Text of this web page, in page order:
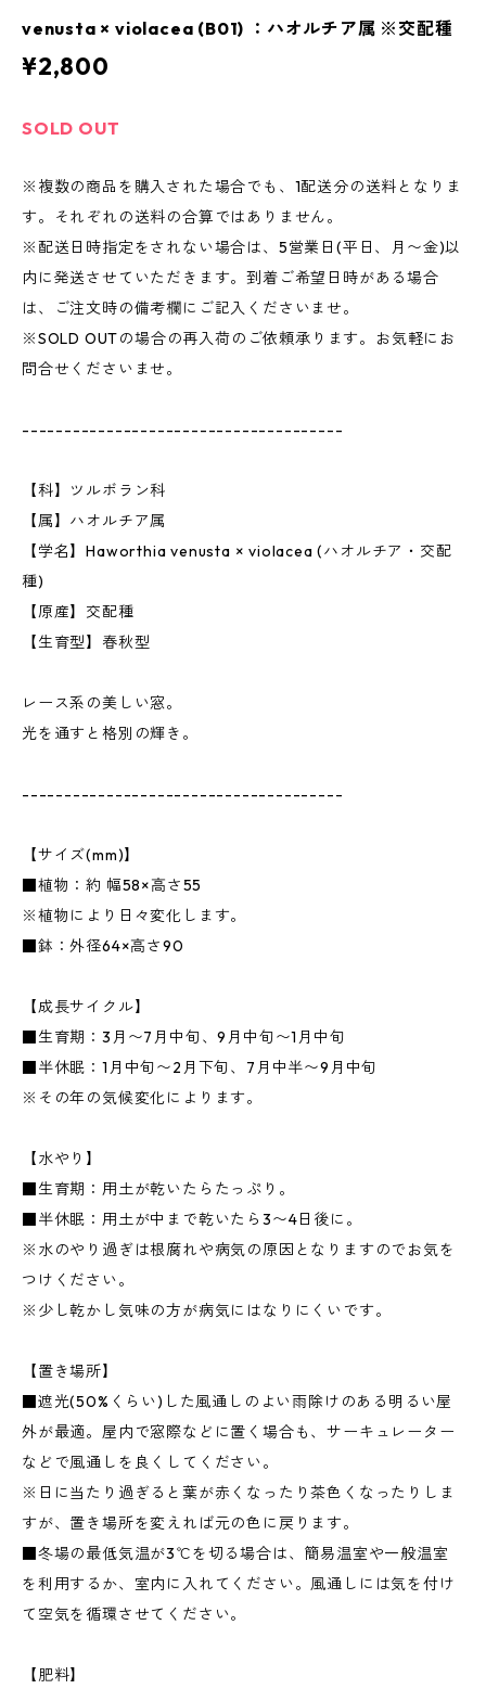
venusta × violacea (B01) ：ハオルチア属 ※交配種
¥2,800
SOLD OUT
※複数の商品を購入された場合でも、1配送分の送料となりま
す。それぞれの送料の合算ではありません。
※配送日時指定をされない場合は、5営業日(平日、月〜金)以
内に発送させていただきます。到着ご希望日時がある場合
は、ご注文時の備考欄にご記入くださいませ。
※SOLD OUTの場合の再入荷のご依頼承ります。お気軽にお
問合せくださいませ。
--------------------------------------
【科】ツルボラン科
【属】ハオルチア属
【学名】Haworthia venusta × violacea (ハオルチア・交配
種)
【原産】交配種
【生育型】春秋型
レース系の美しい窓。
光を通すと格別の輝き。
--------------------------------------
【サイズ(mm)】
■植物：約 幅58×高さ55
※植物により日々変化します。
■鉢：外径64×高さ90
【成長サイクル】
■生育期：3月〜7月中旬、9月中旬〜1月中旬
■半休眠：1月中旬〜2月下旬、7月中半〜9月中旬
※その年の気候変化によります。
【水やり】
■生育期：用土が乾いたらたっぷり。
■半休眠：用土が中まで乾いたら3〜4日後に。
※水のやり過ぎは根腐れや病気の原因となりますのでお気を
つけください。
※少し乾かし気味の方が病気にはなりにくいです。
【置き場所】
■遮光(50%くらい)した風通しのよい雨除けのある明るい屋
外が最適。屋内で窓際などに置く場合も、サーキュレーター
などで風通しを良くしてください。
※日に当たり過ぎると葉が赤くなったり茶色くなったりしま
すが、置き場所を変えれば元の色に戻ります。
■冬場の最低気温が3℃を切る場合は、簡易温室や一般温室
を利用するか、室内に入れてください。風通しには気を付け
て空気を循環させてください。
【肥料】